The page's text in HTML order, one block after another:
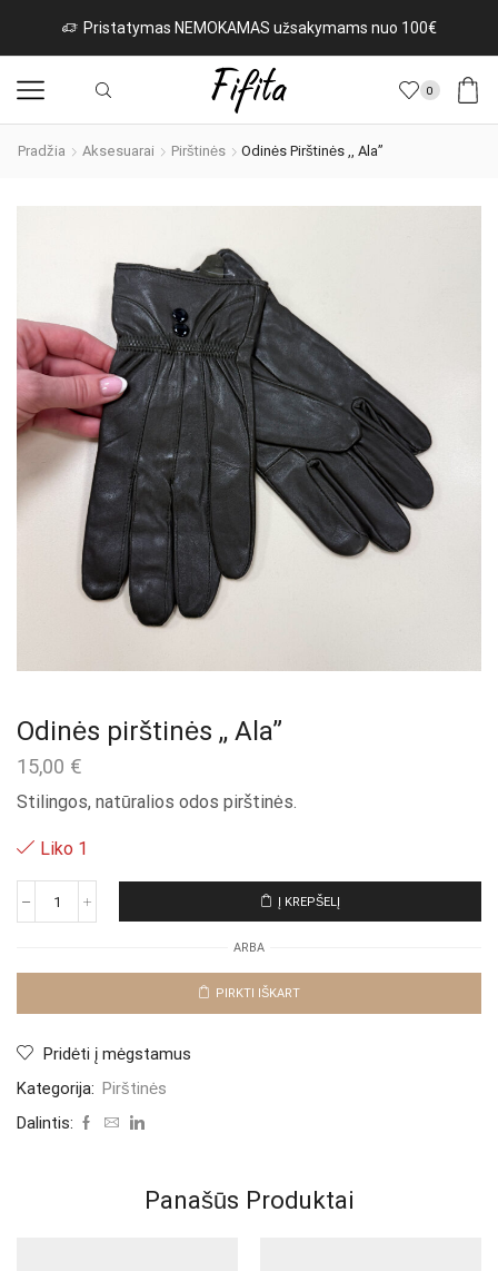
NEMOKAMAS užsakymams nuo 100€
0
Pradžia Aksesuarai Pirštinės Odinės Pirštinės ,, Ala”
Odinės pirštinės ,, Ala”
15,00 €
Stilingos, natūralios odos pirštinės.
Liko 1
produkto
pirštinės
Į KREPŠELĮ
ARBA
PIRKTI IŠKART
Pridėti į mėgstamus
Kategorija: Pirštinės
Dalintis:
Panašūs Produktai